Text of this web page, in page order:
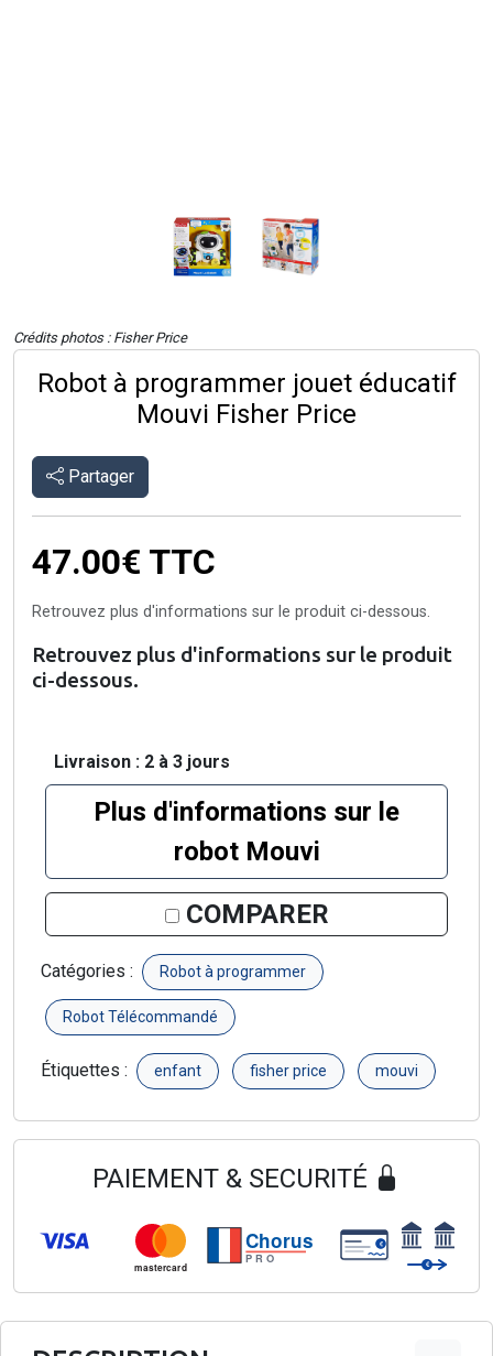
Crédits photos : Fisher Price
Robot à programmer jouet éducatif
Mouvi Fisher Price
Partager
47.00€ TTC
Retrouvez plus d'informations sur le produit ci-dessous.
Retrouvez plus d'informations sur le produit
ci-dessous.
Livraison : 2 à 3 jours
Plus d'informations sur le
robot Mouvi
COMPARER
Catégories : Robot à programmer
Robot Télécommandé
Étiquettes : enfant fisher price mouvi
PAIEMENT & SECURITÉ
mastercard
Chorus
PRO
€
€